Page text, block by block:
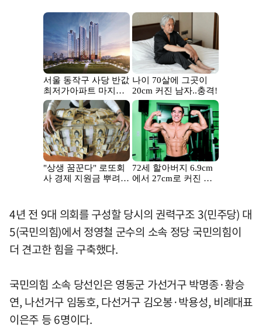
4년 전 9대 의회를 구성할 당시의 권력구조 3(민주당) 대
5(국민의힘)에서 정영철 군수의 소속 정당 국민의힘이
더 견고한 힘을 구축했다.
국민의힘 소속 당선인은 영동군 가선거구 박명종·황승
연, 나선거구 임동호, 다선거구 김오봉·박용성, 비례대표
이은주 등 6명이다.